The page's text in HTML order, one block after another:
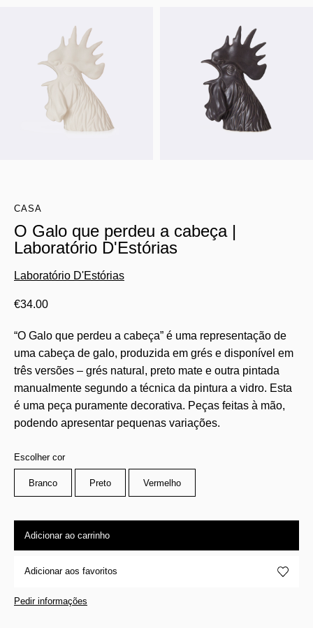
CASA
O Galo que perdeu a cabeça |
Laboratório D'Estórias
Laboratório D'Estórias
€34.00
“O Galo que perdeu a cabeça” é uma representação de
uma cabeça de galo, produzida em grés e disponível em
três versões – grés natural, preto mate e outra pintada
manualmente segundo a técnica da pintura a vidro. Esta
é uma peça puramente decorativa. Peças feitas à mão,
podendo apresentar pequenas variações.
Escolher cor
Branco Preto Vermelho
Adicionar ao carrinho
Adicionar aos favoritos
Pedir informações